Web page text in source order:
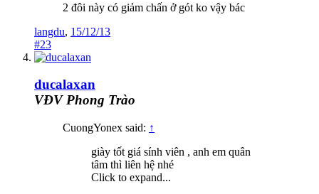
2 đôi này có giảm chấn ở gót ko vậy bác
langdu, 15/12/13
#23
ducalaxan
VĐV Phong Trào
CuongYonex said: ↑
giày tốt giá sính viên , anh em quân
tâm thì liên hệ nhé
Click to expand...